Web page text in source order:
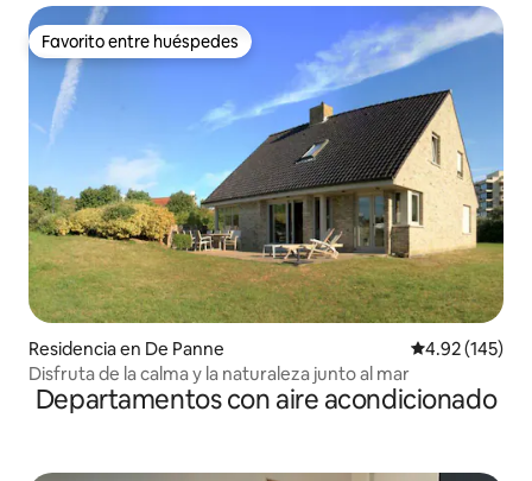
Favorito entre huéspedes
Favorito entre huéspedes
Residencia en De Panne Calificación
4.92 (145)
Disfruta de la calma y la naturaleza junto al mar
Departamentos con aire acondicionado